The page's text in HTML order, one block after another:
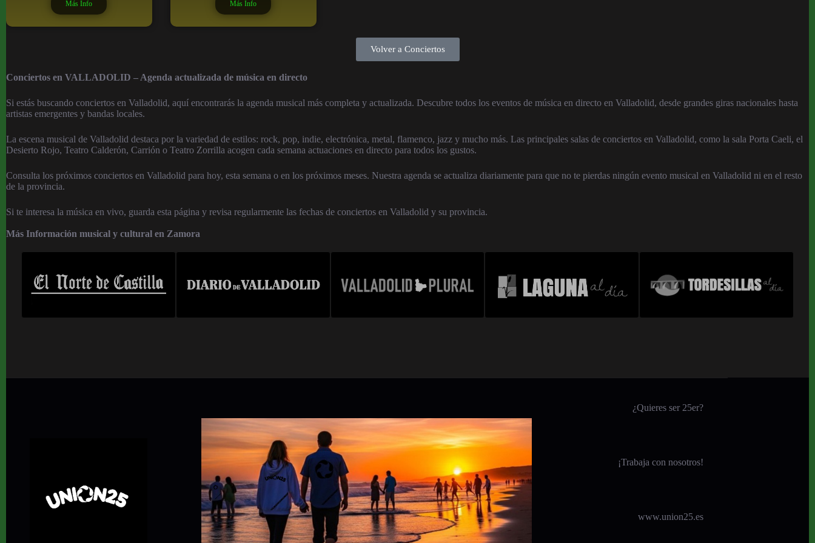
Más Info
Más Info
Volver a Conciertos
Conciertos en VALLADOLID – Agenda actualizada de música en directo
Si estás buscando conciertos en Valladolid, aquí encontrarás la agenda musical más completa y actualizada. Descubre todos los eventos de música en directo en Valladolid, desde grandes giras nacionales hasta
artistas emergentes y bandas locales.
La escena musical de Valladolid destaca por la variedad de estilos: rock, pop, indie, electrónica, metal, flamenco, jazz y mucho más. Las principales salas de conciertos en Valladolid, como la sala Porta Caeli, el
Desierto Rojo, Teatro Calderón, Carrión o Teatro Zorrilla acogen cada semana actuaciones en directo para todos los gustos.
Consulta los próximos conciertos en Valladolid para hoy, esta semana o en los próximos meses. Nuestra agenda se actualiza diariamente para que no te pierdas ningún evento musical en Valladolid ni en el resto
de la provincia.
Si te interesa la música en vivo, guarda esta página y revisa regularmente las fechas de conciertos en Valladolid y su provincia.
Más Información musical y cultural en Zamora
¿Quieres ser 25er?
¡Trabaja con nosotros!
www.union25.es